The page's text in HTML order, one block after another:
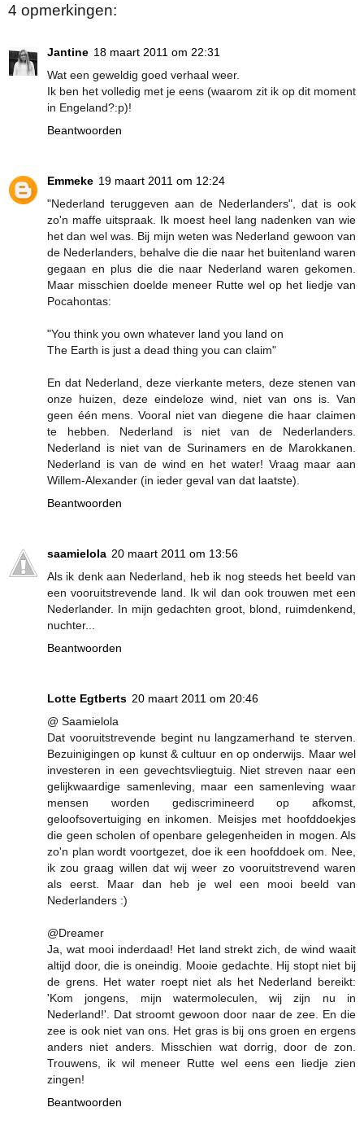
4 opmerkingen:
Jantine 18 maart 2011 om 22:31
Wat een geweldig goed verhaal weer.
Ik ben het volledig met je eens (waarom zit ik op dit moment
in Engeland?:p)!
Beantwoorden
Emmeke 19 maart 2011 om 12:24
"Nederland teruggeven aan de Nederlanders", dat is ook
zo'n maffe uitspraak. Ik moest heel lang nadenken van wie
het dan wel was. Bij mijn weten was Nederland gewoon van
de Nederlanders, behalve die die naar het buitenland waren
gegaan en plus die die naar Nederland waren gekomen.
Maar misschien doelde meneer Rutte wel op het liedje van
Pocahontas:
"You think you own whatever land you land on
The Earth is just a dead thing you can claim"
En dat Nederland, deze vierkante meters, deze stenen van
onze huizen, deze eindeloze wind, niet van ons is. Van
geen één mens. Vooral niet van diegene die haar claimen
te hebben. Nederland is niet van de Nederlanders.
Nederland is niet van de Surinamers en de Marokkanen.
Nederland is van de wind en het water! Vraag maar aan
Willem-Alexander (in ieder geval van dat laatste).
Beantwoorden
saamielola 20 maart 2011 om 13:56
Als ik denk aan Nederland, heb ik nog steeds het beeld van
een vooruitstrevende land. Ik wil dan ook trouwen met een
Nederlander. In mijn gedachten groot, blond, ruimdenkend,
nuchter...
Beantwoorden
Lotte Egtberts 20 maart 2011 om 20:46
@ Saamielola
Dat vooruitstrevende begint nu langzamerhand te sterven.
Bezuinigingen op kunst & cultuur en op onderwijs. Maar wel
investeren in een gevechtsvliegtuig. Niet streven naar een
gelijkwaardige samenleving, maar een samenleving waar
mensen worden gediscrimineerd op afkomst,
geloofsovertuiging en inkomen. Meisjes met hoofddoekjes
die geen scholen of openbare gelegenheiden in mogen. Als
zo'n plan wordt voortgezet, doe ik een hoofddoek om. Nee,
ik zou graag willen dat wij weer zo vooruitstrevend waren
als eerst. Maar dan heb je wel een mooi beeld van
Nederlanders :)
@Dreamer
Ja, wat mooi inderdaad! Het land strekt zich, de wind waait
altijd door, die is oneindig. Mooie gedachte. Hij stopt niet bij
de grens. Het water roept niet als het Nederland bereikt:
'Kom jongens, mijn watermoleculen, wij zijn nu in
Nederland!'. Dat stroomt gewoon door naar de zee. En die
zee is ook niet van ons. Het gras is bij ons groen en ergens
anders niet anders. Misschien wat dorrig, door de zon.
Trouwens, ik wil meneer Rutte wel eens een liedje zien
zingen!
Beantwoorden